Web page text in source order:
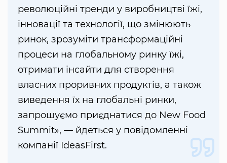
революційні тренди у виробництві їжі,
інновації та технології, що змінюють
ринок, зрозуміти трансформаційні
процеси на глобальному ринку їжі,
отримати інсайти для створення
власних проривних продуктів, а також
виведення їх на глобальні ринки,
запрошуємо приєднатися до New Food
Summit», — йдеться у повідомленні
компанії IdeasFirst.